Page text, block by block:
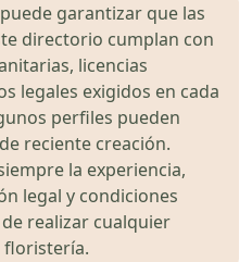
garantizar que las
directorio cumplan con
licencias
legales exigidos en cada
perfiles pueden
reciente creación.
la experiencia,
legal y condiciones
realizar cualquier
floristería.